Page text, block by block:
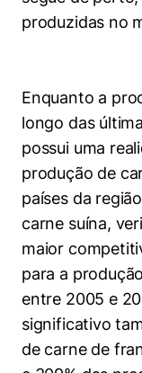
produzidas no
Enquanto a
longo das
possui uma
produção de
países da
carne suína,
maior
para a
entre 2005 e
significativo
de carne de